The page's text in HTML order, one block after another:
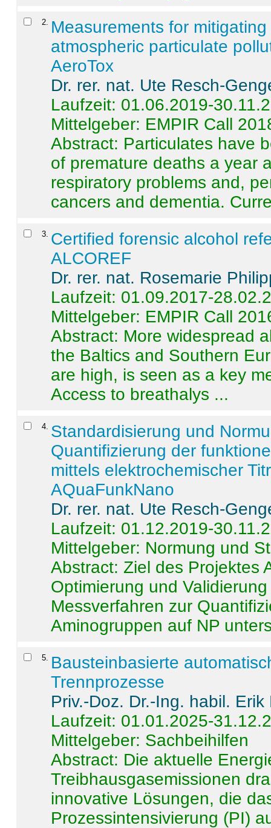
2
Measurements for
atmospheric particulate
AeroTox
Dr. rer. nat. Ute Resch-
Laufzeit: 01.06.2019-
Mittelgeber: EMPIR Call
Abstract: Particulates have
of premature deaths a year
respiratory problems and,
cancers and dementia.
3 Certified forensic alcohol
ALCOREF
Dr. rer. nat. Rosemarie
Laufzeit: 01.09.2017-
Mittelgeber: EMPIR Call
Abstract: More widespread
the Baltics and Southern
are high, is seen as a key
Access to breathalys ...
4 Standardisierung und
Quantifizierung der
mittels elektrochemischer
AQuaFunkNano
Dr. rer. nat. Ute Resch-
Laufzeit: 01.12.2019-
Mittelgeber: Normung und
Abstract:Ziel des Projektes
Optimierung und
Messverfahren zur
Aminogruppen auf NP
5
Bausteinbasierte
Trennprozesse
Priv.-Doz. Dr.-Ing. habil. Erik
Laufzeit: 01.01.2025-
Mittelgeber: Sachbeihilfen
Abstract: Die aktuelle
Treibhausgasemissionen
innovative Lösungen, die
Prozessintensivierung (PI)